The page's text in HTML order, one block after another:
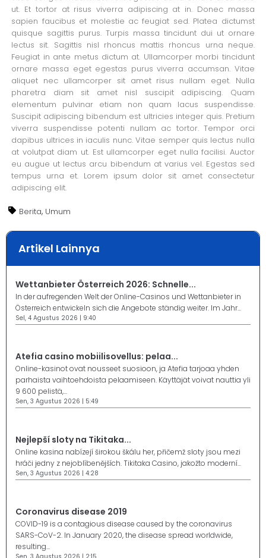
ut. Et tortor at risus viverra adipiscing at in. Donec massa
sapien faucibus et molestie ac feugiat sed. Platea dictumst
quisque sagittis purus. Turpis massa tincidunt dui ut ornare
lectus sit. Sagittis nisl rhoncus mattis rhoncus urna neque.
Feugiat in ante metus dictum at. Ullamcorper morbi tincidunt
ornare massa eget egestas purus viverra accumsan. Vitae
aliquet nec ullamcorper sit amet risus nullam eget. Nulla
pharetra diam sit amet nisl suscipit adipiscing. Quam
elementum pulvinar etiam non quam lacus suspendisse.
Suscipit adipiscing bibendum est ultricies integer quis. Pretium
viverra suspendisse potenti nullam ac tortor. Tempor orci
dapibus ultrices in iaculis nunc. Vitae semper quis lectus nulla
at volutpat diam ut. Est ullamcorper eget nulla facilisi. Auctor
eu augue ut lectus arcu bibendum at varius vel. Egestas sed
tempus urna et. Lorem ipsum dolor sit amet consectetur
adipiscing elit.
Berita, Umum
Artikel Lainnya
Wettanbieter Österreich 2026: Schnelle...
In der aufregenden Welt der Online-Casinos und Wettanbieter in
Österreich entwickeln sich die Angebote ständig weiter. Im Jahr...
Sel, 4 Agustus 2026 | 9:40
Atefia casino mobiilisovellus: pelaa...
Online-kasinot ovat nousseet suosioon, ja Atefia tarjoaa yhden
parhaista vaihtoehdoista pelaamiseen. Käyttäjät voivat nauttia yli
9 600 pelistä,...
Sen, 3 Agustus 2026 | 5:49
Nejlepší sloty na Tikitaka...
Online kasina nabízejí širokou škálu her, přičemž sloty jsou mezi
hráči jedny z nejoblíbenějších. Tikitaka Casino, jakožto moderní...
Sen, 3 Agustus 2026 | 4:28
Coronavirus disease 2019
COVID-19 is a contagious disease caused by the coronavirus
SARS-CoV-2. In January 2020, the disease spread worldwide,
resulting...